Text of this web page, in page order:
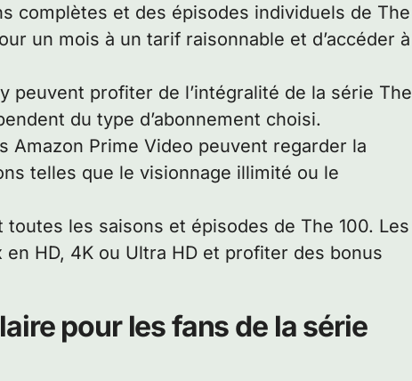
complètes et des épisodes individuels de The
un mois à un tarif raisonnable et d’accéder à
peuvent profiter de l’intégralité de la série The
du type d’abonnement choisi.
Amazon Prime Video peuvent regarder la
telles que le visionnage illimité ou le
les saisons et épisodes de The 100. Les
HD, 4K ou Ultra HD et profiter des bonus
pour les fans de la série